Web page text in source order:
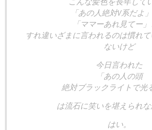
「あの人絶対V系だよ
「ママーあれ見てー
すれ違いざまに言われるのは慣れ
ないけど
今日言われた
「あの人の頭
絶対ブラックライトで光
は流石に笑いを堪えられな
はい。